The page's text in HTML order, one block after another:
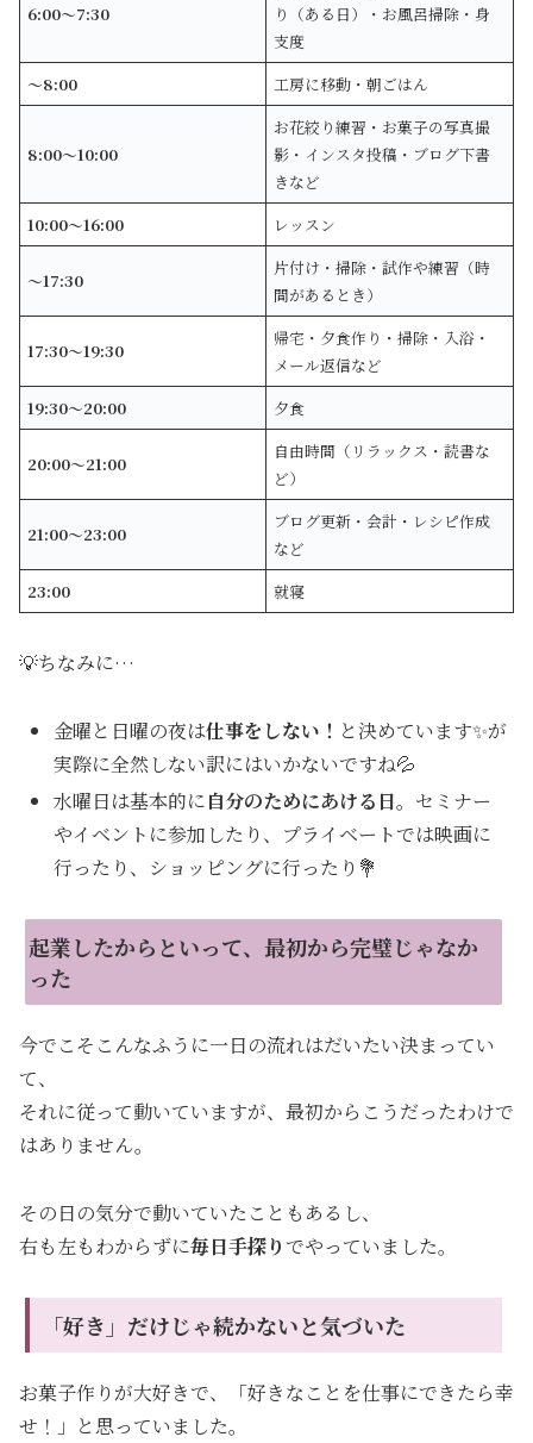
6:00〜7:30
り（ある日）・お風呂掃除・身
支度
〜8:00
工房に移動・朝ごはん
8:00〜10:00
お花絞り練習・お菓子の写真撮
影・インスタ投稿・ブログ下書
きなど
10:00〜16:00
レッスン
〜17:30
片付け・掃除・試作や練習（時
間があるとき）
17:30〜19:30
帰宅・夕食作り・掃除・入浴・
メール返信など
19:30〜20:00
夕食
20:00〜21:00
自由時間（リラックス・読書な
ど）
21:00〜23:00
ブログ更新・会計・レシピ作成
など
23:00
就寝
💡ちなみに…
金曜と日曜の夜は仕事をしない！ と決めています✨が
実際に全然しない訳にはいかないですね💦
水曜日は基本的に自分のためにあける日。セミナー
やイベントに参加したり、プライベートでは映画に
行ったり、ショッピングに行ったり💐
起業したからといって、最初から完璧じゃなか
った
今でこそこんなふうに一日の流れはだいたい決まってい
て、
それに従って動いていますが、最初からこうだったわけで
はありません。
その日の気分で動いていたこともあるし、
右も左もわからずに毎日手探りでやっていました。
「好き」だけじゃ続かないと気づいた
お菓子作りが大好きで、「好きなことを仕事にできたら幸
せ！」と思っていました。